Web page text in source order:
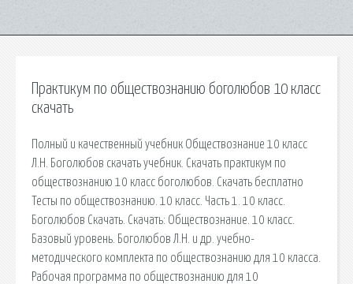
Практикум по обществознанию боголюбов 10 класс
скачать
Полный и качественный учебник Обществознание 10 класс
Л.Н. Боголюбов скачать учебник. Скачать практикум по
обществознанию 10 класс боголюбов. Скачать бесплатно
Тесты по обществознанию. 10 класс. Часть 1. 10 класс.
Боголюбов Скачать. Скачать: Обществознание. 10 класс.
Базовый уровень. Боголюбов Л.Н. и др. учебно-
методического комплекта по обществознанию для 10 класса.
Рабочая программа по обществознанию для 10